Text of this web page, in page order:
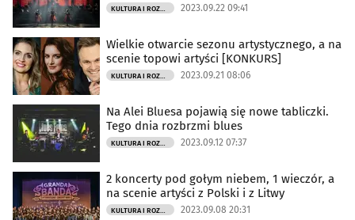
KULTURA I ROZRYWKA 2023.09.22 09:41
Wielkie otwarcie sezonu artystycznego, a na
scenie topowi artyści [KONKURS]
KULTURA I ROZRYWKA 2023.09.21 08:06
Na Alei Bluesa pojawią się nowe tabliczki.
Tego dnia rozbrzmi blues
KULTURA I ROZRYWKA 2023.09.12 07:37
2 koncerty pod gołym niebem, 1 wieczór, a
na scenie artyści z Polski i z Litwy
KULTURA I ROZRYWKA 2023.09.08 20:31